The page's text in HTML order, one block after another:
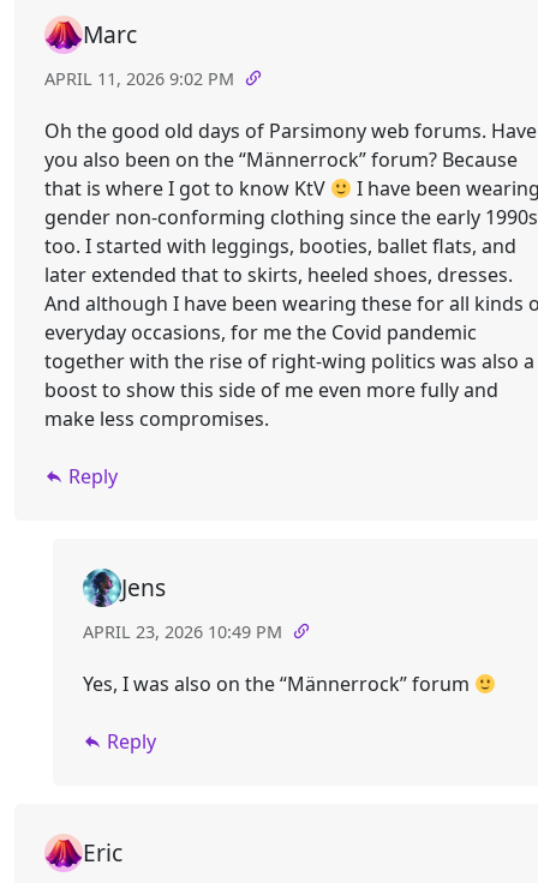
Marc
APRIL 11, 2026 9:02 PM
Oh the good old days of Parsimony web forums. Have
you also been on the “Männerrock” forum? Because
that is where I got to know KtV
I have been
gender non-conforming clothing since the early 1990s
too. I started with leggings, booties, ballet flats, and
later extended that to skirts, heeled shoes, dresses.
And although I have been wearing these for all kinds
everyday occasions, for me the Covid pandemic
together with the rise of right-wing politics was also a
boost to show this side of me even more fully and
make less compromises.
Reply
Jens
APRIL 23, 2026 10:49 PM
Yes, I was also on the “Männerrock” forum
Reply
Eric